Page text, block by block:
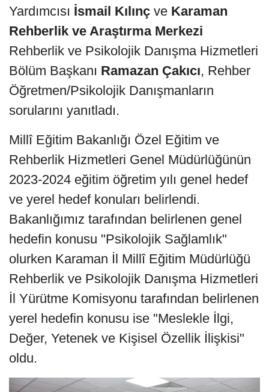
Yardımcısı İsmail Kılınç ve Karaman
Rehberlik ve Araştırma Merkezi
Rehberlik ve Psikolojik Danışma Hizmetleri
Bölüm Başkanı Ramazan Çakıcı, Rehber
Öğretmen/Psikolojik Danışmanların
sorularını yanıtladı.
Millî Eğitim Bakanlığı Özel Eğitim ve
Rehberlik Hizmetleri Genel Müdürlüğünün
2023-2024 eğitim öğretim yılı genel hedef
ve yerel hedef konuları belirlendi.
Bakanlığımız tarafından belirlenen genel
hedefin konusu "Psikolojik Sağlamlık"
olurken Karaman İl Millî Eğitim Müdürlüğü
Rehberlik ve Psikolojik Danışma Hizmetleri
İl Yürütme Komisyonu tarafından belirlenen
yerel hedefin konusu ise "Meslekle İlgi,
Değer, Yetenek ve Kişisel Özellik İlişkisi"
oldu.